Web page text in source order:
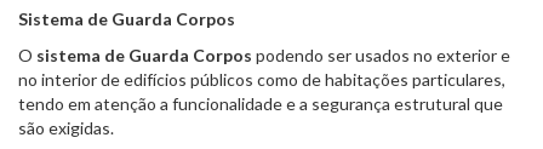
Sistema de Guarda Corpos
O sistema de Guarda Corpos podendo ser usados no exterior e
no interior de edifícios públicos como de habitações particulares,
tendo em atenção a funcionalidade e a segurança estrutural que
são exigidas.